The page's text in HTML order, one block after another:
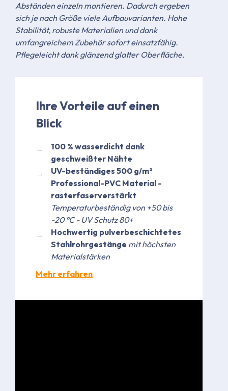
Abständen einzeln montieren. Dadurch ergeben
sich je nach Größe viele Aufbauvarianten. Hohe
Stabilität, robuste Materialien und dank
umfangreichem Zubehör sofort einsatzfähig.
Pflegeleicht dank glänzend glatter Oberfläche.
Ihre Vorteile auf einen
Blick
​100 % wasserdicht dank
geschweißter Nähte​
UV-beständiges 500 g/m²
Professional-PVC Material -
rasterfaserverstärkt
Temperaturbeständig von +50 bis
-20 °C - UV Schutz 80+
Hochwertig pulverbeschichtetes
Stahlrohrgestänge mit höchsten
Materialstärken
Mehr erfahren